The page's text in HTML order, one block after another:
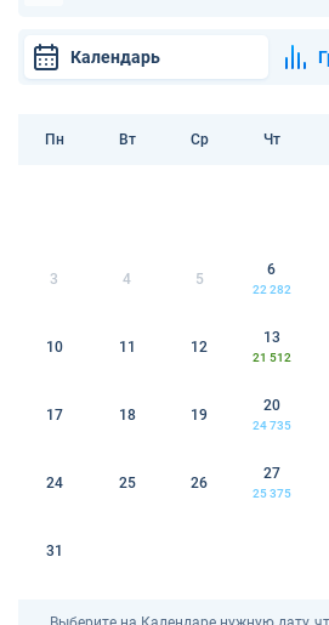
Календарь
Пн Вт Ср Чт
3 4 5
6
22 282
10 11 12
13
21 512
17 18 19
20
24 735
24 25 26
27
25 375
31